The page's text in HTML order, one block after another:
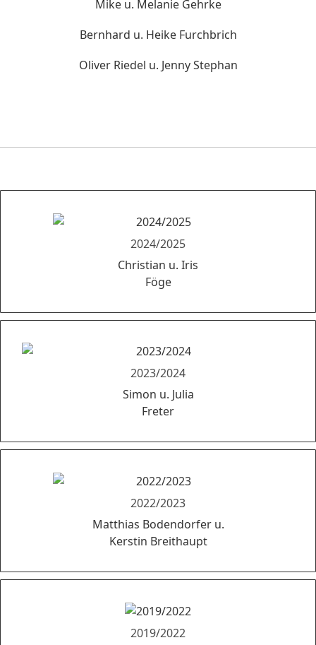
Mike u. Melanie Gehrke
Bernhard u. Heike Furchbrich
Oliver Riedel u. Jenny Stephan
2024/2025
Christian u. Iris
Föge
2023/2024
Simon u. Julia
Freter
2022/2023
Matthias Bodendorfer u.
Kerstin Breithaupt
2019/2022